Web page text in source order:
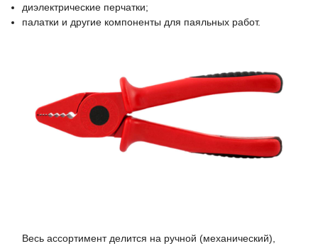
диэлектрические перчатки;
палатки и другие компоненты для паяльных работ.
Весь ассортимент делится на ручной (механический),